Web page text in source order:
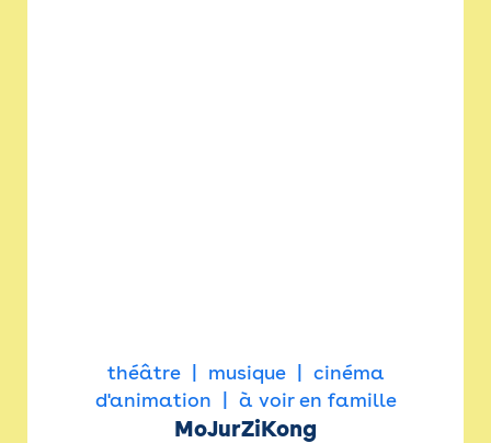
théâtre musique
cinéma
d'animation
à voir en famille
MoJurZiKong